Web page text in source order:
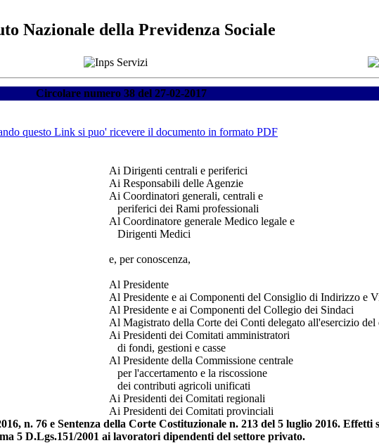
Nazionale della Previdenza Sociale
Circolare numero 38 del 27-02-2017
Ai Dirigenti centrali e periferici
Ai Responsabili delle Agenzie
Ai Coordinatori generali, centrali e
periferici dei Rami professionali
Al Coordinatore generale Medico legale e
Dirigenti Medici
e, per conoscenza,
Al Presidente
Al Presidente e ai Componenti del Consiglio di Indirizzo e
Al Presidente e ai Componenti del Collegio dei Sindaci
Al Magistrato della Corte dei Conti delegato all'esercizio
Ai Presidenti dei Comitati amministratori
di fondi, gestioni e casse
Al Presidente della Commissione centrale
per l'accertamento e la riscossione
dei contributi agricoli unificati
Ai Presidenti dei Comitati regionali
Ai Presidenti dei Comitati provinciali
n. 76 e Sentenza della Corte Costituzionale n. 213 del 5 luglio 2016. Effetti
5 D.Lgs.151/2001 ai lavoratori dipendenti del settore privato.